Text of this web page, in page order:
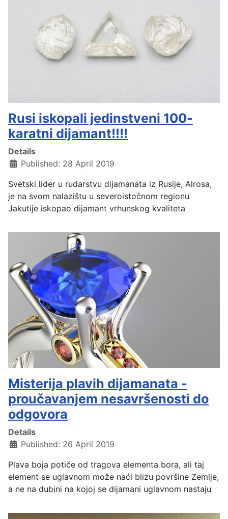
Rusi iskopali jedinstveni 100-
karatni dijamant!!!!
Details
Published: 28 April 2019
Svetski lider u rudarstvu dijamanata iz Rusije, Alrosa,
je na svom nalazištu u severoistočnom regionu
Jakutije iskopao dijamant vrhunskog kvaliteta
Misterija plavih dijamanata -
proučavanjem nesavršenosti do
odgovora
Details
Published: 26 April 2019
Plava boja potiče od tragova elementa bora, ali taj
element se uglavnom može naći blizu površine Zemlje,
a ne na dubini na kojoj se dijamani uglavnom nastaju